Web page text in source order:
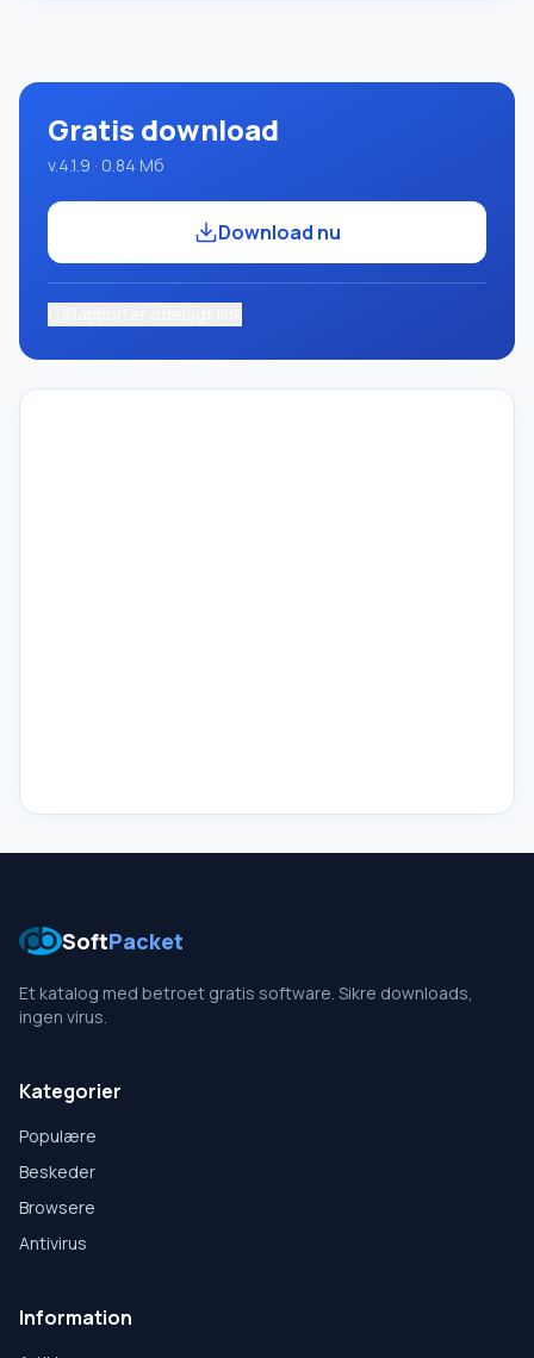
Gratis download
v.4.1.9 · 0.84 Mб
Download nu
SoftPacket
Et katalog med betroet gratis software. Sikre downloads,
ingen virus.
Kategorier
Populære
Beskeder
Browsere
Antivirus
Information